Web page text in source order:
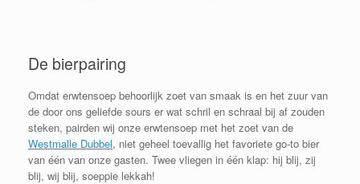
De bierpairing
Omdat erwtensoep behoorlijk zoet van smaak is en het zuur van
de door ons geliefde sours er wat schril en schraal bij af zouden
steken, pairden wij onze erwtensoep met het zoet van de
Westmalle Dubbel, niet geheel toevallig het favoriete go-to bier
van één van onze gasten. Twee vliegen in één klap: hij blij, zij
blij, wij blij, soeppie lekkah!